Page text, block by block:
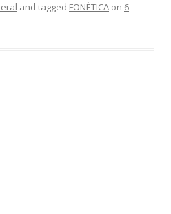
and tagged FONÈTICA on 6